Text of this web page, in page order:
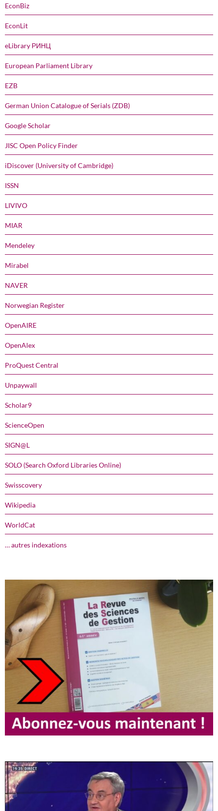
EconBiz
EconLit
eLibrary РИНЦ
European Parliament Library
EZB
German Union Catalogue of Serials (ZDB)
Google Scholar
JISC Open Policy Finder
iDiscover (University of Cambridge)
ISSN
LIVIVO
MIAR
Mendeley
Mirabel
NAVER
Norwegian Register
OpenAIRE
OpenAlex
ProQuest Central
Unpaywall
Scholar9
ScienceOpen
SIGN@L
SOLO (Search Oxford Libraries Online)
Swisscovery
Wikipedia
WorldCat
… autres indexations